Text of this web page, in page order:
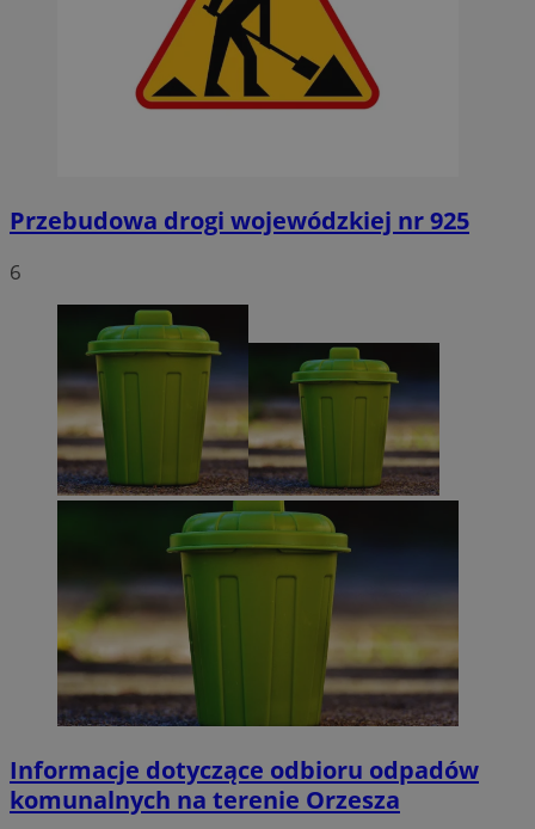
Przebudowa drogi wojewódzkiej nr 925
6
Informacje dotyczące odbioru odpadów
komunalnych na terenie Orzesza